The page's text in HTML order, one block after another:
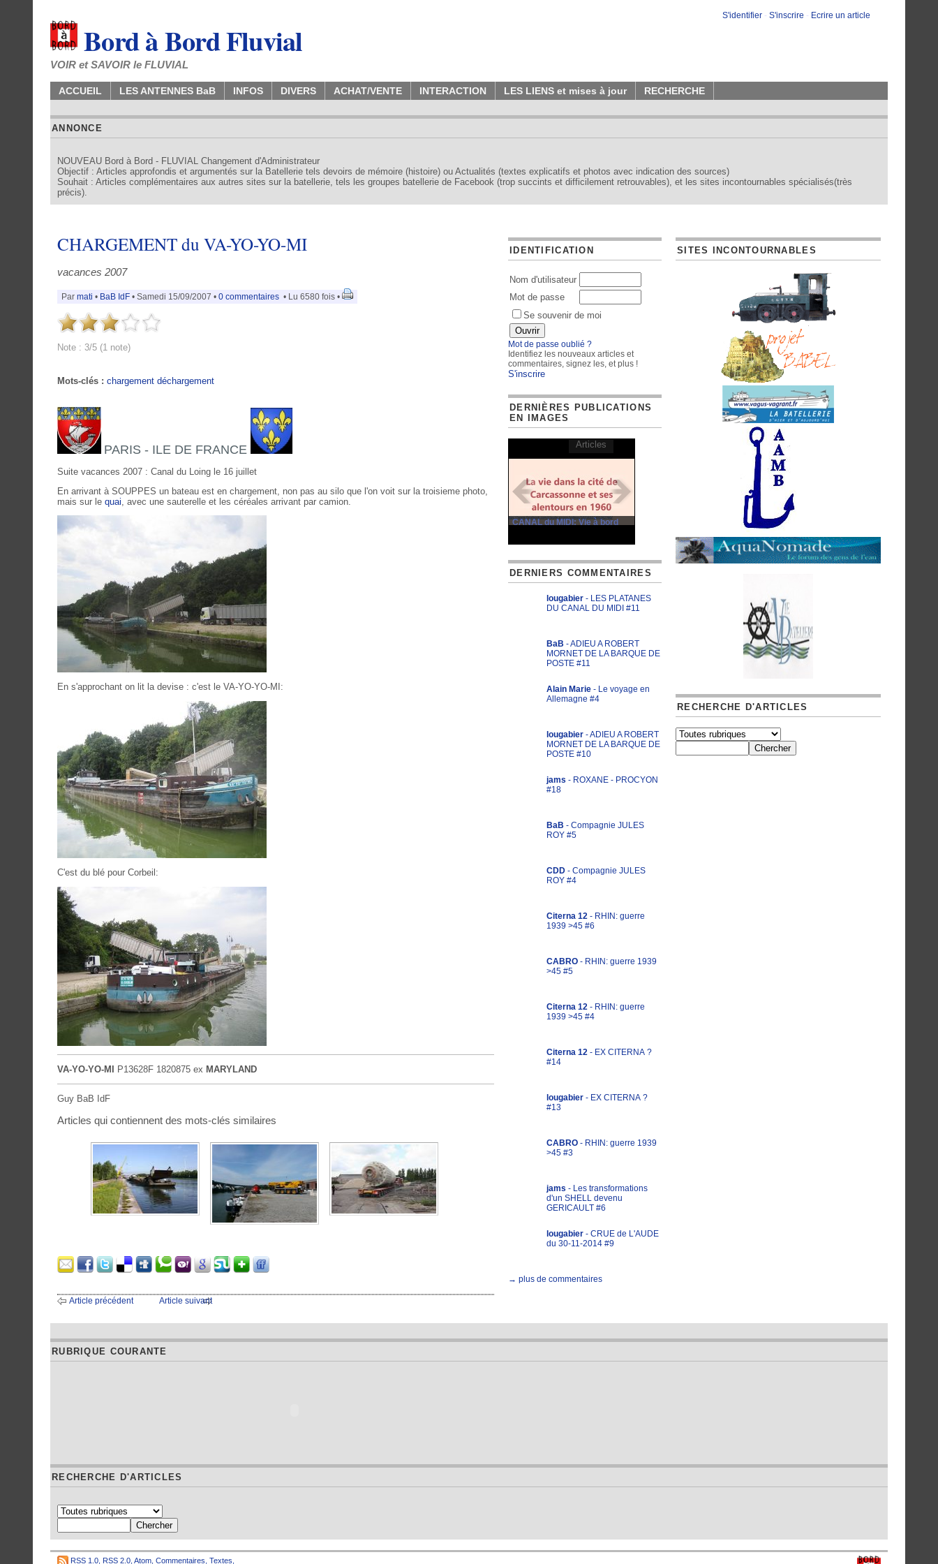
S'identifier - S'inscrire - Ecrire un article
Bord à Bord Fluvial
VOIR et SAVOIR le FLUVIAL
ACCUEIL LES ANTENNES BaB INFOS DIVERS ACHAT/VENTE INTERACTION LES LIENS et mises à jour RECHERCHE
ANNONCE
NOUVEAU Bord à Bord - FLUVIAL Changement d'Administrateur
Objectif : Articles approfondis et argumentés sur la Batellerie tels devoirs de mémoire (histoire) ou Actualités (textes explicatifs et photos avec indication des sources)
Souhait : Articles complémentaires aux autres sites sur la batellerie, tels les groupes batellerie de Facebook (trop succints et difficilement retrouvables), et les sites incontournables spécialisés(très
précis).
CHARGEMENT du VA-YO-YO-MI
vacances 2007
Par mati • BaB IdF • Samedi 15/09/2007 • 0 commentaires • Lu 6580 fois •
Note : 3/5 (1 note)
Mots-clés : chargement déchargement
PARIS - ILE DE FRANCE
Suite vacances 2007 : Canal du Loing le 16 juillet
En arrivant à SOUPPES un bateau est en chargement, non pas au silo que l'on voit sur la troisieme photo,
mais sur le quai , avec une sauterelle et les céréales arrivant par camion.
En s'approchant on lit la devise : c'est le VA-YO-YO-MI:
C'est du blé pour Corbeil:
VA-YO-YO-MI P13628F 1820875 ex MARYLAND
Guy BaB IdF
Articles qui contiennent des mots-clés similaires
Article précédent Article suivant
IDENTIFICATION
Nom d'utilisateur
Mot de passe
Se souvenir de moi
Mot de passe oublié ?
Identifiez les nouveaux articles et
commentaires, signez les, et plus !
S'inscrire
DERNIÈRES PUBLICATIONS
EN IMAGES
CANAL du MIDI: Vie à bord
Articles
DERNIERS COMMENTAIRES
lougabier - LES PLATANES
DU CANAL DU MIDI #11
BaB - ADIEU A ROBERT
MORNET DE LA BARQUE DE
POSTE #11
Alain Marie - Le voyage en
Allemagne #4
lougabier - ADIEU A ROBERT
MORNET DE LA BARQUE DE
POSTE #10
jams - ROXANE - PROCYON
#18
BaB - Compagnie JULES
ROY #5
CDD - Compagnie JULES
ROY #4
Citerna 12 - RHIN: guerre
1939 >45 #6
CABRO - RHIN: guerre 1939
>45 #5
Citerna 12 - RHIN: guerre
1939 >45 #4
Citerna 12 - EX CITERNA ?
#14
lougabier - EX CITERNA ?
#13
CABRO - RHIN: guerre 1939
>45 #3
jams - Les transformations
d'un SHELL devenu
GERICAULT #6
lougabier - CRUE de L'AUDE
du 30-11-2014 #9
→ plus de commentaires
SITES INCONTOURNABLES
RECHERCHE D'ARTICLES
RUBRIQUE COURANTE
RECHERCHE D'ARTICLES
RSS 1.0 RSS 2.0 Atom Commentaires Textes